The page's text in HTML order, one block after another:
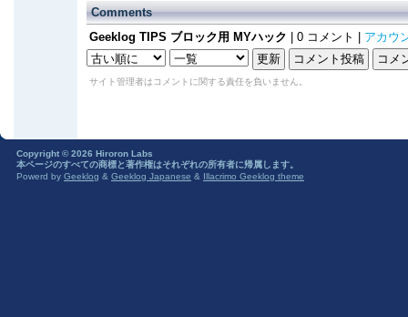
Comments
Geeklog TIPS ブロック用 MYハック
| 0 コメント | アカウ
サイト管理者はコメントに関する責任を負いません。
Copyright © 2026 Hiroron Labs
本ページのすべての商標と著作権はそれぞれの所有者に帰属します。
Powerd by Geeklog & Geeklog Japanese & Illacrimo Geeklog theme